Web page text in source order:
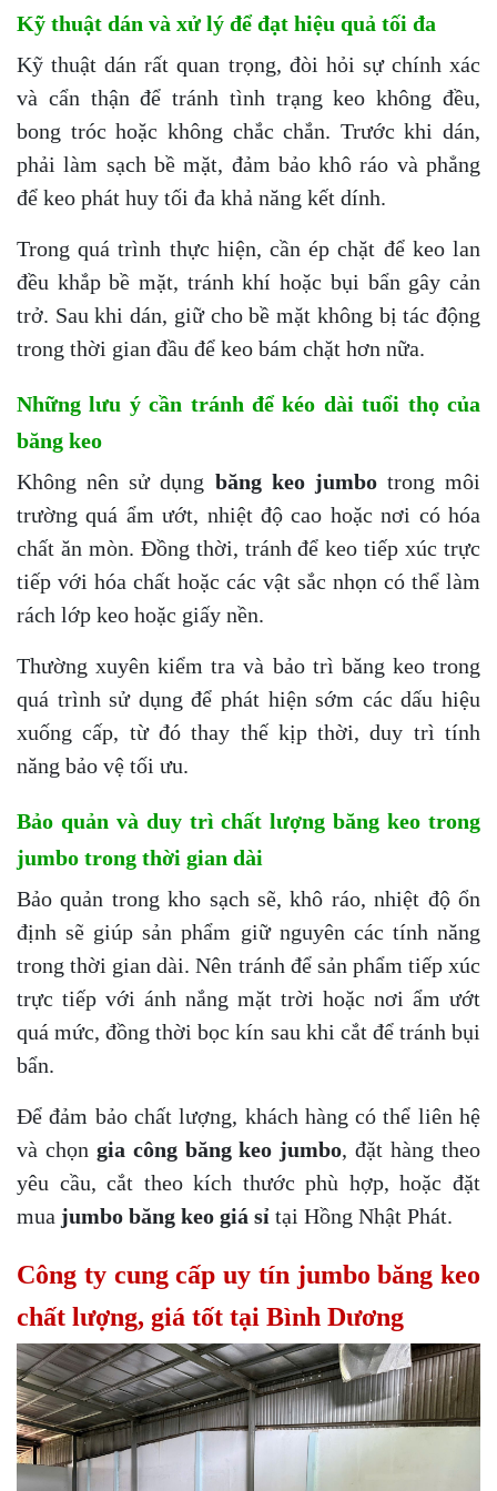
Kỹ thuật dán và xử lý để đạt hiệu quả tối đa
Kỹ thuật dán rất quan trọng, đòi hỏi sự chính xác
và cẩn thận để tránh tình trạng keo không đều,
bong tróc hoặc không chắc chắn. Trước khi dán,
phải làm sạch bề mặt, đảm bảo khô ráo và phẳng
để keo phát huy tối đa khả năng kết dính.
Trong quá trình thực hiện, cần ép chặt để keo lan
đều khắp bề mặt, tránh khí hoặc bụi bẩn gây cản
trở. Sau khi dán, giữ cho bề mặt không bị tác động
trong thời gian đầu để keo bám chặt hơn nữa.
Những lưu ý cần tránh để kéo dài tuổi thọ của
băng keo
Không nên sử dụng băng keo jumbotrong môi
trường quá ẩm ướt, nhiệt độ cao hoặc nơi có hóa
chất ăn mòn. Đồng thời, tránh để keo tiếp xúc trực
tiếp với hóa chất hoặc các vật sắc nhọn có thể làm
rách lớp keo hoặc giấy nền.
Thường xuyên kiểm tra và bảo trì băng keo trong
quá trình sử dụng để phát hiện sớm các dấu hiệu
xuống cấp, từ đó thay thế kịp thời, duy trì tính
năng bảo vệ tối ưu.
Bảo quản và duy trì chất lượng băng keo trong
jumbo trong thời gian dài
Bảo quản trong kho sạch sẽ, khô ráo, nhiệt độ ổn
định sẽ giúp sản phẩm giữ nguyên các tính năng
trong thời gian dài. Nên tránh để sản phẩm tiếp xúc
trực tiếp với ánh nắng mặt trời hoặc nơi ẩm ướt
quá mức, đồng thời bọc kín sau khi cắt để tránh bụi
bẩn.
Để đảm bảo chất lượng, khách hàng có thể liên hệ
và chọn gia công băng keo jumbo, đặt hàng theo
yêu cầu, cắt theo kích thước phù hợp, hoặc đặt
mua jumbo băng keo giá sỉ tại Hồng Nhật Phát.
Công ty cung cấp uy tín jumbo băng keo
chất lượng, giá tốt tại Bình Dương